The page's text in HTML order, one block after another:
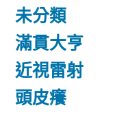
未分類
滿貫大亨
近視雷射
頭皮癢